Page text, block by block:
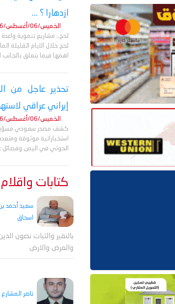
ازدهارا ؟ ...
الخميس/06/أغسطس/2026 - 11:33 م
لحج.. مشاريع تنموية
لحج خلال الايام القليلة
اهمها فيما يتعلق بالجانب
تحذير عاجل من
إيراني عراقي
الخميس/06/أغسطس/2026 - 11:30 م
كشف مصدر سعودي مسؤول
استخباراتية موثوقة
الحوثي في اليمن وفصائل
كتابات واقلام
سعيد أحمد
اسحاق
بالنفير والثبات نصون
والعرض والارض
ناصر المشارع